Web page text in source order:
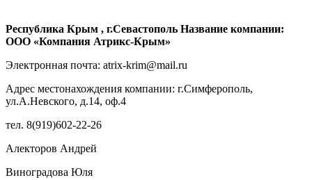
Республика Крым , г.Севастополь Название компании:
ООО «Компания Атрикс-Крым»
Электронная почта: atrix-krim@mail.ru
Адрес местонахождения компании: г.Симферополь,
ул.А.Невского, д.14, оф.4
тел. 8(919)602-22-26
Алекторов Андрей
Виноградова Юля